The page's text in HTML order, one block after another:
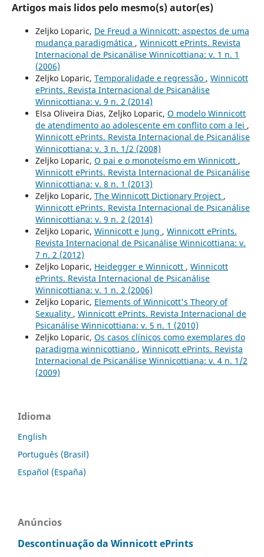
Artigos mais lidos pelo mesmo(s) autor(es)
Zeljko Loparic, De Freud a Winnicott: aspectos de uma
mudança paradigmática , Winnicott ePrints. Revista
Internacional de Psicanálise Winnicottiana: v. 1 n. 1
(2006)
Zeljko Loparic, Temporalidade e regressão , Winnicott
ePrints. Revista Internacional de Psicanálise
Winnicottiana: v. 9 n. 2 (2014)
Elsa Oliveira Dias, Zeljko Loparic, O modelo Winnicott
de atendimento ao adolescente em conflito com a lei ,
Winnicott ePrints. Revista Internacional de Psicanálise
Winnicottiana: v. 3 n. 1/2 (2008)
Zeljko Loparic, O pai e o monoteísmo em Winnicott ,
Winnicott ePrints. Revista Internacional de Psicanálise
Winnicottiana: v. 8 n. 1 (2013)
Zeljko Loparic, The Winnicott Dictionary Project ,
Winnicott ePrints. Revista Internacional de Psicanálise
Winnicottiana: v. 9 n. 2 (2014)
Zeljko Loparic, Winnicott e Jung , Winnicott ePrints.
Revista Internacional de Psicanálise Winnicottiana: v.
7 n. 2 (2012)
Zeljko Loparic, Heidegger e Winnicott , Winnicott
ePrints. Revista Internacional de Psicanálise
Winnicottiana: v. 1 n. 2 (2006)
Zeljko Loparic, Elements of Winnicott's Theory of
Sexuality , Winnicott ePrints. Revista Internacional de
Psicanálise Winnicottiana: v. 5 n. 1 (2010)
Zeljko Loparic, Os casos clínicos como exemplares do
paradigma winnicottiano , Winnicott ePrints. Revista
Internacional de Psicanálise Winnicottiana: v. 4 n. 1/2
(2009)
Idioma
English
Português (Brasil)
Español (España)
Anúncios
Descontinuação da Winnicott ePrints